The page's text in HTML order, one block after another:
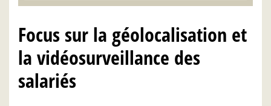
Focus sur la géolocalisation et
la vidéosurveillance des
salariés